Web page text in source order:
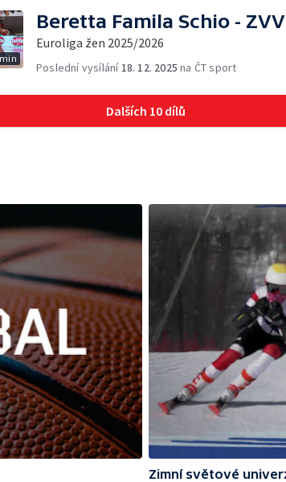
Beretta Famila Schio -
Euroliga žen 2025/2026
Poslední vysílání 18. 12. 2025 na ČT sport
Dalších 10 dílů
Zimní světové